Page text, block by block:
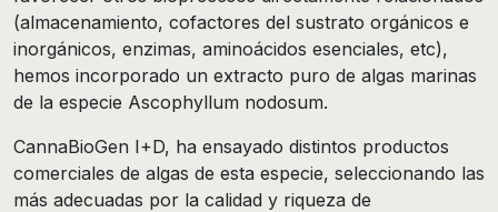
(almacenamiento, cofactores del sustrato orgánicos e
inorgánicos, enzimas, aminoácidos esenciales, etc),
hemos incorporado un extracto puro de algas marinas
de la especie Ascophyllum nodosum.
CannaBioGen I+D, ha ensayado distintos productos
comerciales de algas de esta especie, seleccionando las
más adecuadas por la calidad y riqueza de